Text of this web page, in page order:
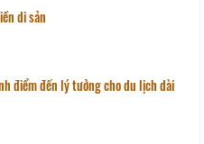
di sản
điểm đến lý tưởng cho du lịch dài